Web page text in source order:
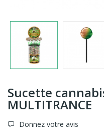
Sucette
MULTITRANCE
Donnez votre avis